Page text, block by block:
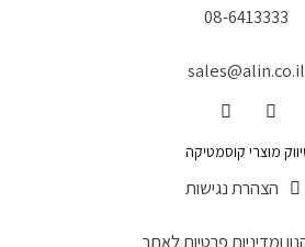
08-6413333
sales@alin.co.il
מוצרי קוסמטיקה
הצהרת נגישות
ומדיניות פרטיות לאתר